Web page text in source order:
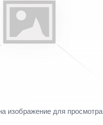
изображение для просмотра